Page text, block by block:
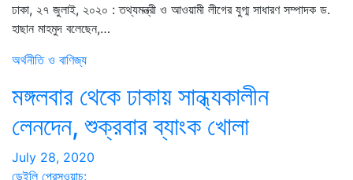
ঢাকা, ২৭ জুলাই, ২০২০ : তথ্যমন্ত্রী ও আওয়ামী লীগের যুগ্ম সাধারণ সম্পাদক ড.
হাছান মাহমুদ বলেছেন,…
অর্থনীতি ও বাণিজ্য
মঙ্গলবার থেকে ঢাকায় সান্ধ্যকালীন
লেনদেন, শুক্রবার ব্যাং‌ক খোলা
July 28, 2020
ডেইলি প্রেসওয়াচ: